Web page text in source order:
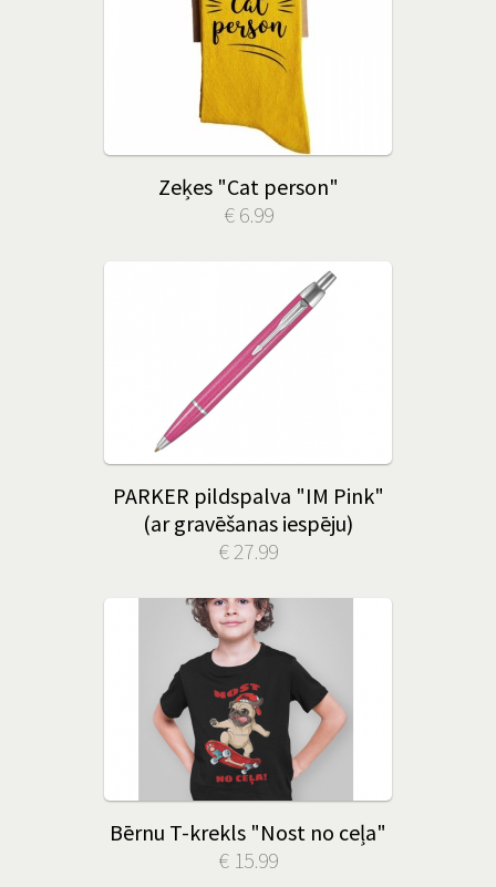
Zeķes "Cat person"
€ 6.99
PARKER pildspalva "IM Pink"
(ar gravēšanas iespēju)
€ 27.99
Bērnu T-krekls "Nost no ceļa"
€ 15.99